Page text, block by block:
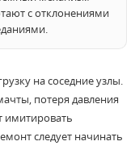
с отклонениями
на соседние узлы.
потеря давления
имитировать
следует начинать